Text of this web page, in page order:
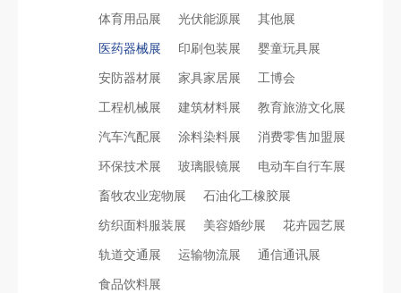
体育用品展 光伏能源展 其他展
医药器械展 印刷包装展 婴童玩具展
安防器材展 家具家居展 工博会
工程机械展 建筑材料展 教育旅游文化展
汽车汽配展 涂料染料展 消费零售加盟展
环保技术展 玻璃眼镜展 电动车自行车展
畜牧农业宠物展 石油化工橡胶展
纺织面料服装展 美容婚纱展 花卉园艺展
轨道交通展 运输物流展 通信通讯展
食品饮料展